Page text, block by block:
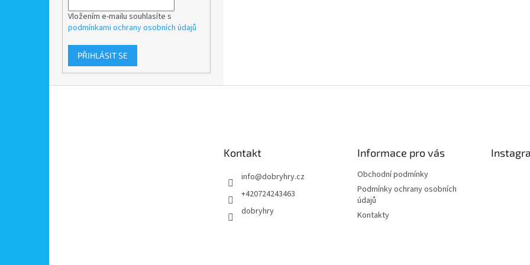
Vložením e-mailu souhlasíte s
podmínkami ochrany osobních údajů
PŘIHLÁSIT SE
Kontakt
info@dobryhry.cz
+420724243463
dobryhry
Informace pro vás
Obchodní podmínky
Podmínky ochrany osobních
údajů
Kontakty